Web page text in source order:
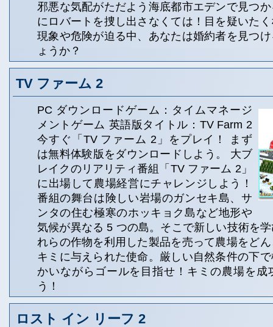
邪悪な気配がただよう海底都市エデンで見つ
にロバートを捜し出さなくては！目を疑いた
現象や危険が迫る中、あなたは婚約者を見つ
ょうか？
TV ファーム 2
PC ダウンロードゲーム：タイムマネージ
メントゲーム 英語版タイトル：TV Farm 2
今すぐ「TV ファーム 2」をプレイ！ まず
は無料体験版をダウンロードしよう。 大ブ
レイクのリアリティ番組「TV ファーム 2」
に出場して農場経営にチャレンジしよう！
番組の舞台は険しい岩場のガンセキ島、サ
ンタの住む極寒のホッキョク島など地形や
気候が異なる 5 つの島。そこで新しい技術を
れらの作物を利用した製品を売って農場をど
キミに与えられた使命。厳しい自然条件の下
かいながらゴールを目指せ！キミの農場を成
う！
ロスト イン リーフ 2